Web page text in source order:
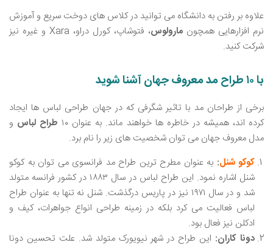
علاوه بر رفتن به دانشگاه می‌ توانید در کلاس های دوخت سریع و آموزش
نرم‌ افزارهایی همچون مارولوس
، فتوشاپ، کورل دراو، Xara و غیره نیز
شرکت کنید.
با ۱۰ طراح مد معروف جهان آشنا شوید
برخی از طراحان مد با تاثیر شگرفی که در جهان طراحی لباس ‌ها ایجاد
کرده‌ اند، همیشه در خاطره ‌ها خواهند ماند. به عنوان ۱۰
طراح لباس و
مدل معروف جهان می ‌توان شخصیت ‌های زیر را نام برد.
کوکو شنل: به عنوان مطرح‌ ترین طراح مد فرانسوی می ‌توان به کوکو
شنل اشاره نمود. این طراح لباس در سال ۱۸۸۳ در کشور فرانسه متولد
شد و در سال ۱۹۷۱ نیز در پاریس درگذشت. شنل نه تنها به عنوان طراح
لباس فعالیت می‌ کرد بلکه در زمینه طراحی انواع جواهرات، کیف و
ادکلن نیز فعال بود.
دونا کاران: این طراح در شهر نیویورک متولد شد. علت تحسین دونا